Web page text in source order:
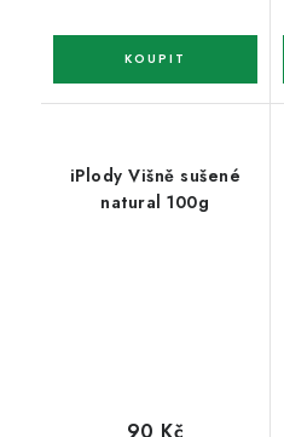
iPlody Višně sušené
natural 100g
90 Kč